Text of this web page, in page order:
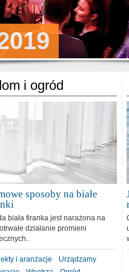
i ogród
sposoby na białe
biała firanka jest narażona na
działanie promieni
i aranżacje
Urządzamy